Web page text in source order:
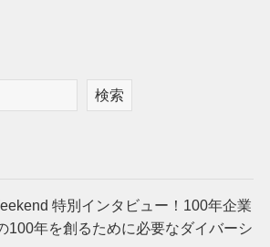
検索
特別インタビュー！100年企業
100年を創るために必要なダイバーシ